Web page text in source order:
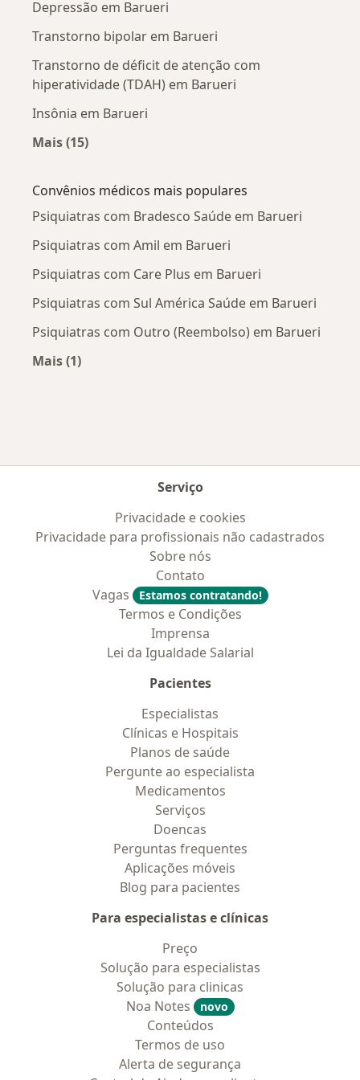
Depressão em Barueri
Transtorno bipolar em Barueri
Transtorno de déficit de atenção com
hiperatividade (TDAH) em Barueri
Insônia em Barueri
Mais (15)
Convênios médicos mais populares
Psiquiatras com Bradesco Saúde em Barueri
Psiquiatras com Amil em Barueri
Psiquiatras com Care Plus em Barueri
Psiquiatras com Sul América Saúde em Barueri
Psiquiatras com Outro (Reembolso) em Barueri
Mais (1)
Serviço
Privacidade e cookies
Privacidade para profissionais não cadastrados
Sobre nós
Contato
Vagas
Estamos contratando!
Termos e Condições
Imprensa
Lei da Igualdade Salarial
Pacientes
Especialistas
Clínicas e Hospitais
Planos de saúde
Pergunte ao especialista
Medicamentos
Serviços
Doencas
Perguntas frequentes
Aplicações móveis
Blog para pacientes
Para especialistas e clínicas
Preço
Solução para especialistas
Solução para clinicas
Noa Notes
novo
Conteúdos
Termos de uso
Alerta de segurança